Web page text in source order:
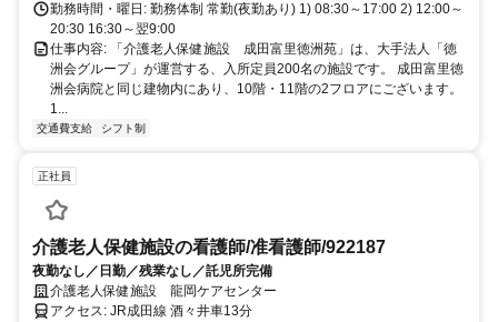
勤務時間・曜日: 勤務体制 常勤(夜勤あり) 1) 08:30～17:00 2) 12:00～
20:30 16:30～翌9:00
仕事内容: 「介護老人保健施設 成田富里徳洲苑」は、大手法人「徳
洲会グループ」が運営する、入所定員200名の施設です。 成田富里徳
洲会病院と同じ建物内にあり、10階・11階の2フロアにございます。
1...
交通費支給 シフト制
正社員
介護老人保健施設の看護師/准看護師/922187
夜勤なし／日勤／残業なし／託児所完備
介護老人保健施設 龍岡ケアセンター
アクセス: JR成田線 酒々井車13分